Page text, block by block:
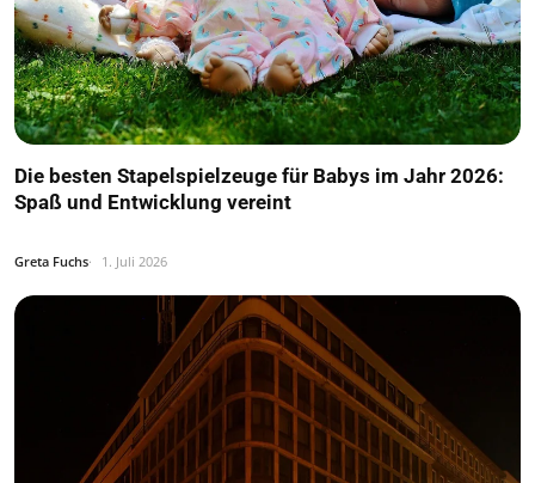
Die besten Stapelspielzeuge für Babys im Jahr 2026:
Spaß und Entwicklung vereint
Greta Fuchs 1. Juli 2026